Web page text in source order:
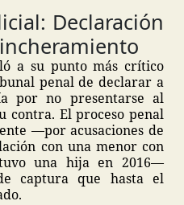
Declaración
a su punto más crítico
penal de declarar a
por no presentarse al
contra. El proceso penal
—por acusaciones de
con una menor con
una hija en 2016—
captura que hasta el